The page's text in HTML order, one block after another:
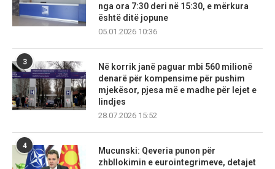
nga ora 7:30 deri në 15:30, e mërkura
është ditë jopune
05.01.2026 10:36
3
Në korrik janë paguar mbi 560 milionë
denarë për kompensime për pushim
mjekësor, pjesa më e madhe për lejet e
lindjes
28.07.2026 15:52
4
Mucunski: Qeveria punon për
zhbllokimin e eurointegrimeve, detajet